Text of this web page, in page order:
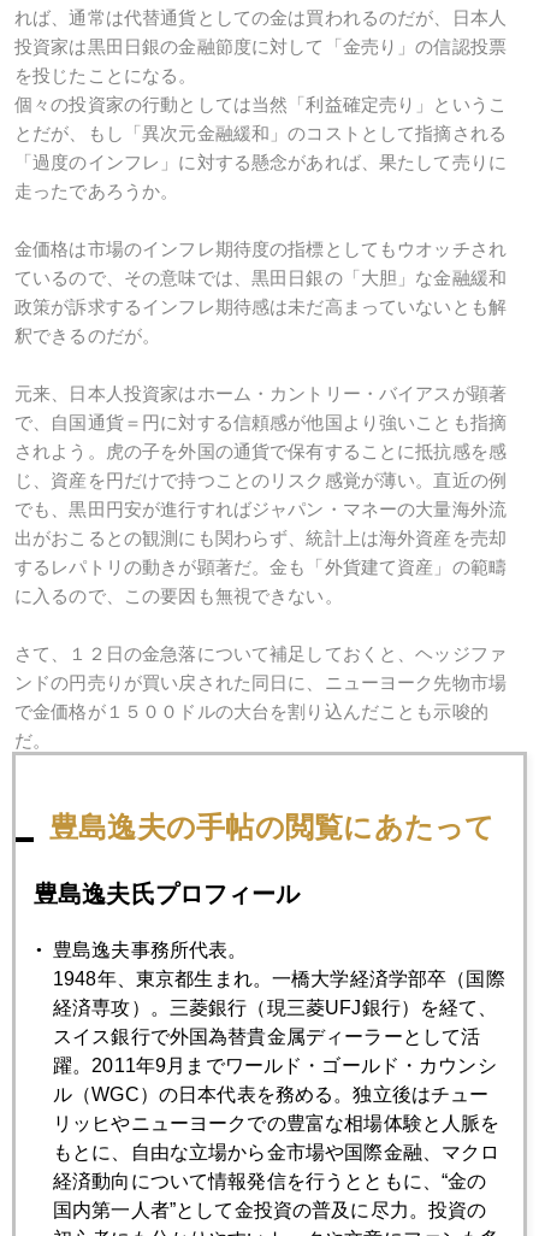
れば、通常は代替通貨としての金は買われるのだが、日本人
投資家は黒田日銀の金融節度に対して「金売り」の信認投票
を投じたことになる。
個々の投資家の行動としては当然「利益確定売り」というこ
とだが、もし「異次元金融緩和」のコストとして指摘される
「過度のインフレ」に対する懸念があれば、果たして売りに
走ったであろうか。
金価格は市場のインフレ期待度の指標としてもウオッチされ
ているので、その意味では、黒田日銀の「大胆」な金融緩和
政策が訴求するインフレ期待感は未だ高まっていないとも解
釈できるのだが。
元来、日本人投資家はホーム・カントリー・バイアスが顕著
で、自国通貨＝円に対する信頼感が他国より強いことも指摘
されよう。虎の子を外国の通貨で保有することに抵抗感を感
じ、資産を円だけで持つことのリスク感覚が薄い。直近の例
でも、黒田円安が進行すればジャパン・マネーの大量海外流
出がおこるとの観測にも関わらず、統計上は海外資産を売却
するレパトリの動きが顕著だ。金も「外貨建て資産」の範疇
に入るので、この要因も無視できない。
さて、１２日の金急落について補足しておくと、ヘッジファ
ンドの円売りが買い戻された同日に、ニューヨーク先物市場
で金価格が１５００ドルの大台を割り込んだことも示唆的
だ。
で縮小した。但し、７万７６９７枚と依然高水準にあること
対して、同日発表された米国金先物市場における大口投機筋
数は１１万９３５９枚とこれまでの金高騰過程の中では極め
て低い水準にある。一方、売り残高が前週に比し２０２５枚
増え、８万４４５３枚と、こちらは同過程の中では高水準に
増えつつある。この統計が示唆することは、金の買いポジシ
ョンの整理はかなり進み、新規売りが増加中ということだ。
また、金ＥＴＦ市場からのマネー流出も顕著で、主力銘柄
「ＳＰＤＲゴールド・シェア」の残高がこの４カ月で約１
４％も減少。特に先週後半の落ち込みは記録的ペースであっ
総じて、外為市場規模のほうが金市場より遥かに大きいの
豊島逸夫の手帖の閲覧にあたって
豊島逸夫氏プロフィール
豊島逸夫事務所代表。
1948年、東京都生まれ。一橋大学経済学部卒（国際
経済専攻）。三菱銀行（現三菱UFJ銀行）を経て、
スイス銀行で外国為替貴金属ディーラーとして活
躍。2011年9月までワールド・ゴールド・カウンシ
ル（WGC）の日本代表を務める。独立後はチュー
リッヒやニューヨークでの豊富な相場体験と人脈を
もとに、自由な立場から金市場や国際金融、マクロ
経済動向について情報発信を行うとともに、“金の
国内第一人者”として金投資の普及に尽力。投資の